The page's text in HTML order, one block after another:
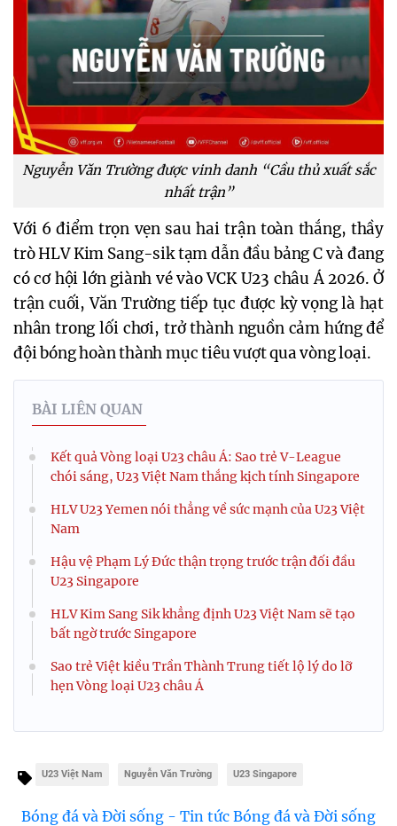
Nguyễn Văn Trường được vinh danh “Cầu thủ xuất sắc
nhất trận”
Với 6 điểm trọn vẹn sau hai trận toàn thắng, thầy
trò HLV Kim Sang-sik tạm dẫn đầu bảng C và đang
có cơ hội lớn giành vé vào VCK U23 châu Á 2026. Ở
trận cuối, Văn Trường tiếp tục được kỳ vọng là hạt
nhân trong lối chơi, trở thành nguồn cảm hứng để
đội bóng hoàn thành mục tiêu vượt qua vòng loại.
BÀI LIÊN QUAN
Kết quả Vòng loại U23 châu Á: Sao trẻ V-League
chói sáng, U23 Việt Nam thắng kịch tính Singapore
HLV U23 Yemen nói thẳng về sức mạnh của U23 Việt
Nam
Hậu vệ Phạm Lý Đức thận trọng trước trận đối đầu
U23 Singapore
HLV Kim Sang Sik khẳng định U23 Việt Nam sẽ tạo
bất ngờ trước Singapore
Sao trẻ Việt kiều Trần Thành Trung tiết lộ lý do lỡ
hẹn Vòng loại U23 châu Á
U23 Việt Nam Nguyễn Văn Trường U23 Singapore
Bóng đá và Đời sống - Tin tức Bóng đá và Đời sống